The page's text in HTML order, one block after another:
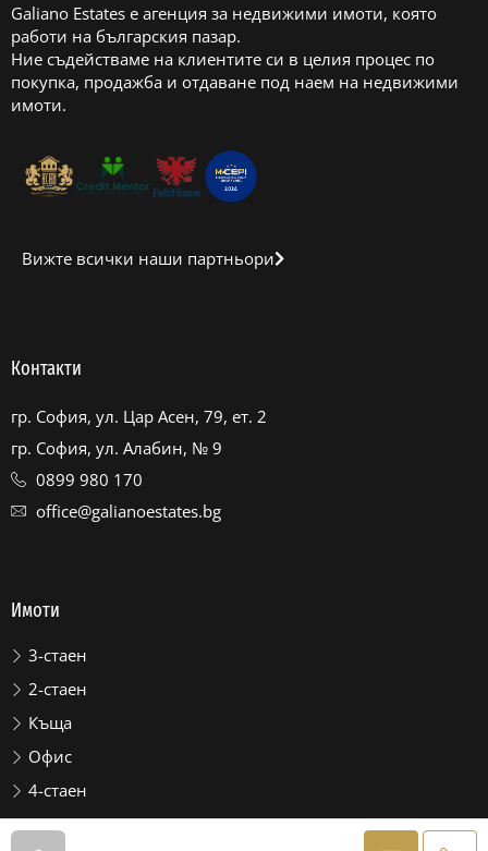
Galiano Estates е агенция за недвижими имоти, която
работи на българския пазар.
Ние съдействаме на клиентите си в целия процес по
покупка, продажба и отдаване под наем на недвижими
имоти.
Вижте всички наши партньори
Контакти
гр. София, ул. Цар Асен, 79, ет. 2
гр. София, ул. Алабин, № 9
0899 980 170
office@galianoestates.bg
Имоти
3-стаен
2-стаен
Къща
Офис
4-стаен